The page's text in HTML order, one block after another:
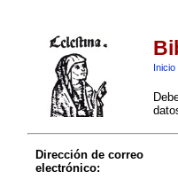
Inicio
Dirección de correo
electrónico: